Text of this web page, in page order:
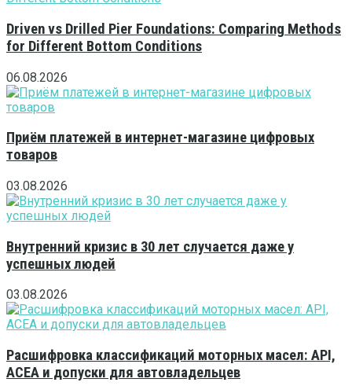
Driven vs Drilled Pier Foundations: Comparing Methods
for Different Bottom Conditions
06.08.2026
Приём платежей в интернет-магазине цифровых
товаров
03.08.2026
Внутренний кризис в 30 лет случается даже у
успешных людей
03.08.2026
Расшифровка классификаций моторных масел: API,
ACEA и допуски для автовладельцев